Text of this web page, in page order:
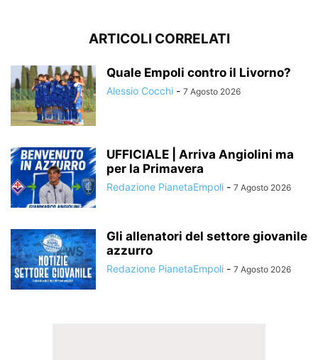
ARTICOLI CORRELATI
Quale Empoli contro il Livorno?
Alessio Cocchi - 7 Agosto 2026
UFFICIALE | Arriva Angiolini ma
per la Primavera
Redazione PianetaEmpoli - 7 Agosto 2026
Gli allenatori del settore giovanile
azzurro
Redazione PianetaEmpoli - 7 Agosto 2026